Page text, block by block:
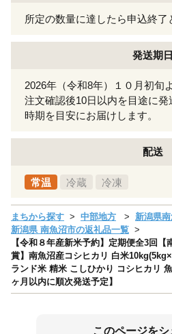
所定の数量に達したら申込終了
発送期日
2026年（令和8年）１０月初旬
注文確認後10日以内を目途に
時期を目安にお届けします。
配送
常温 冷蔵 冷凍
まちから探す 中部地方
新潟県
新潟県 南魚沼市の返礼品一覧
【令和８年産新米予約】定期便全3回
賞】南魚沼産コシヒカリ 白米
ランド米 精米 こしひかり コシヒカリ
ヶ月以内に順次発送予定】
このページを